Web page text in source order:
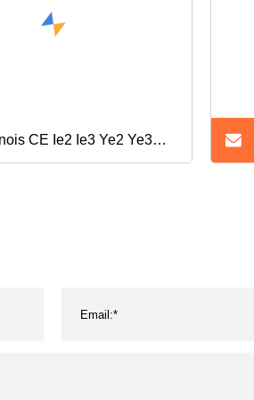
CE Ie2 Ie3 Ye2 Ye3
asynchrone haute